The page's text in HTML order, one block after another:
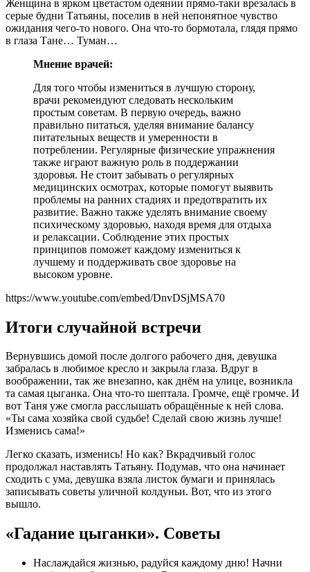
Женщина в ярком цветастом одеянии прямо-таки врезалась в
серые будни Татьяны, поселив в ней непонятное чувство
ожидания чего-то нового. Она что-то бормотала, глядя прямо
в глаза Тане… Туман…
Мнение врачей:
Для того чтобы измениться в лучшую сторону,
врачи рекомендуют следовать нескольким
простым советам. В первую очередь, важно
правильно питаться, уделяя внимание балансу
питательных веществ и умеренности в
потреблении. Регулярные физические упражнения
также играют важную роль в поддержании
здоровья. Не стоит забывать о регулярных
медицинских осмотрах, которые помогут выявить
проблемы на ранних стадиях и предотвратить их
развитие. Важно также уделять внимание своему
психическому здоровью, находя время для отдыха
и релаксации. Соблюдение этих простых
принципов поможет каждому измениться к
лучшему и поддерживать свое здоровье на
высоком уровне.
https://www.youtube.com/embed/DnvDSjMSA70
Итоги случайной встречи
Вернувшись домой после долгого рабочего дня, девушка
забралась в любимое кресло и закрыла глаза. Вдруг в
воображении, так же внезапно, как днём на улице, возникла
та самая цыганка. Она что-то шептала. Громче, ещё громче. И
вот Таня уже смогла расслышать обращённые к ней слова.
«Ты сама хозяйка свой судьбе! Сделай свою жизнь лучше!
Изменись сама!»
Легко сказать, изменись! Но как? Вкрадчивый голос
продолжал наставлять Татьяну. Подумав, что она начинает
сходить с ума, девушка взяла листок бумаги и принялась
записывать советы уличной колдуньи. Вот, что из этого
вышло.
«Гадание цыганки». Советы
Наслаждайся жизнью, радуйся каждому дню! Начни